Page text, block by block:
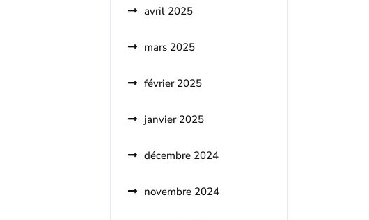
avril 2025
mars 2025
février 2025
janvier 2025
décembre 2024
novembre 2024